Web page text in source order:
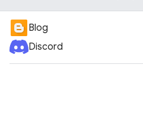
Blog
Discord